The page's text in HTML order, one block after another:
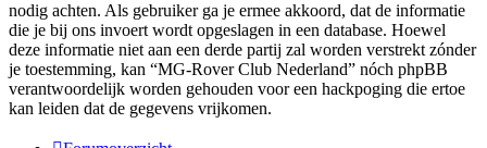
nodig achten. Als gebruiker ga je ermee akkoord, dat de informatie
die je bij ons invoert wordt opgeslagen in een database. Hoewel
deze informatie niet aan een derde partij zal worden verstrekt zónder
je toestemming, kan “MG-Rover Club Nederland” nóch phpBB
verantwoordelijk worden gehouden voor een hackpoging die ertoe
kan leiden dat de gegevens vrijkomen.